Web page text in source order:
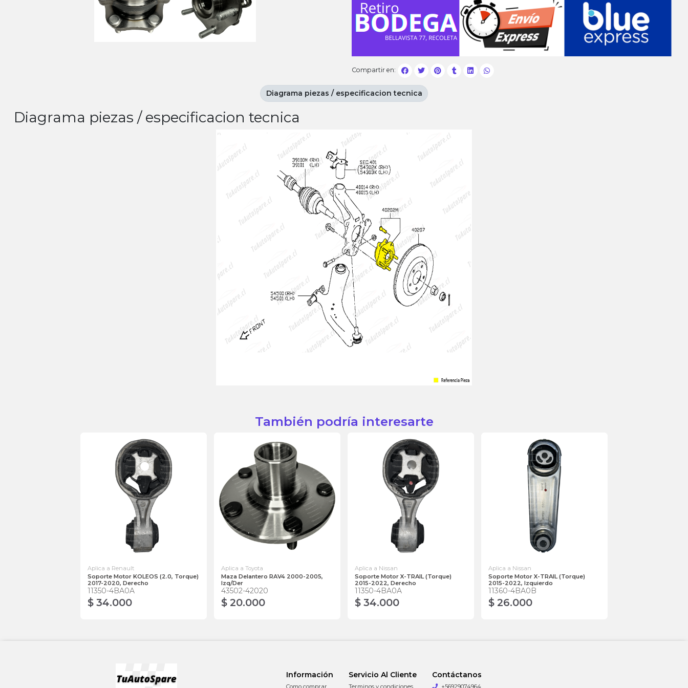
Compartir en:
Diagrama piezas / especificacion tecnica
Diagrama piezas / especificacion tecnica
También podría interesarte
Aplica a Renault
Soporte Motor KOLEOS (2.0, Torque)
2017-2020, Derecho
11350-4BA0A
$ 34.000
Aplica a Toyota
Maza Delantero RAV4 2000-2005,
Izq/Der
43502-42020
$ 20.000
Aplica a Nissan
Soporte Motor X-TRAIL (Torque)
2015-2022, Derecho
11350-4BA0A
$ 34.000
Aplica a Nissan
Soporte Motor X-TRAIL (Torque)
2015-2022, Izquierdo
11360-4BA0B
$ 26.000
Información
Como comprar
Servicio Al Cliente
Terminos y condiciones
Contáctanos
+56929074964